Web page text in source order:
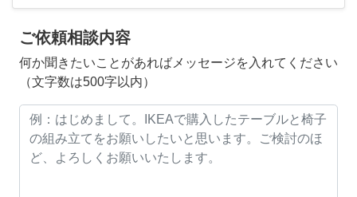
ご依頼相談内容
何か聞きたいことがあればメッセージを入れてください
（文字数は500字以内）